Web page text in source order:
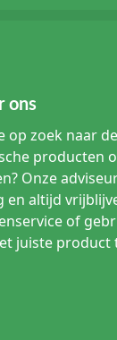
ons
op zoek naar
producten
Onze
en altijd
of
juiste product